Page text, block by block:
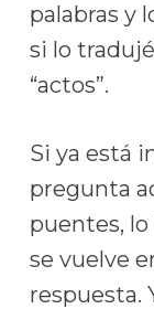
palabras y
si lo
“actos”.
Si ya está
pregunta
puentes,
se vuelve
respuesta.